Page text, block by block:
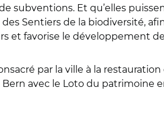
subventions. Et qu’elles
des Sentiers de la biodiversité,
et favorise le développement
par la ville à la
avec le Loto du patrimoine